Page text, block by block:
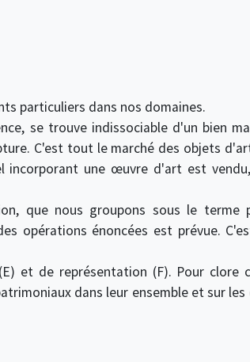
particuliers dans nos domaines.
se trouve indissociable d'un bien
C'est tout le marché des objets
une œuvre d'art est
que nous groupons sous le terme
opérations énoncées est prévue.
et de représentation (F). Pour clore
dans leur ensemble et sur